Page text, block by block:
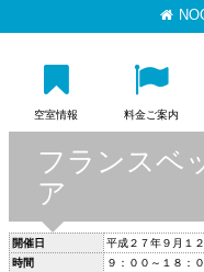
空室情報 料金ご案内
フランスベ
ア
開催日
平成２７年９月１
時間
９：００～１８：